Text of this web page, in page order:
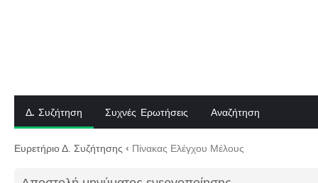
Δ. Συζήτηση Συχνές Ερωτήσεις Αναζήτηση
Ευρετήριο Δ. Συζήτησης ‹ Πίνακας Ελέγχου Μέλους